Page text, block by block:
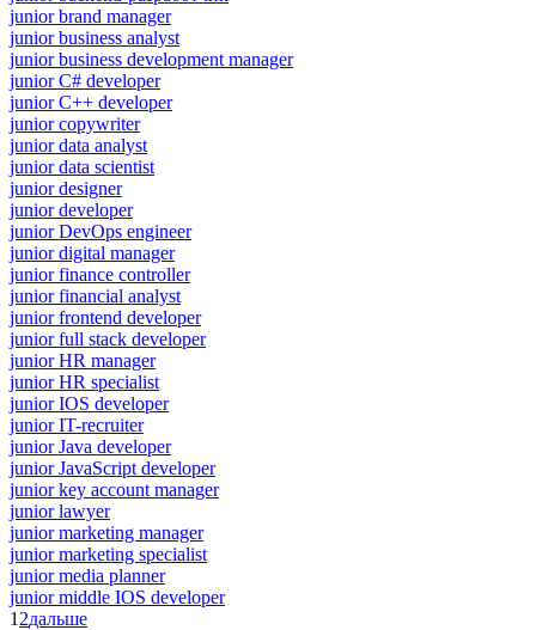
junior brand manager
junior business analyst
junior business development manager
junior C# developer
junior C++ developer
junior copywriter
junior data analyst
junior data scientist
junior designer
junior developer
junior DevOps engineer
junior digital manager
junior finance controller
junior financial analyst
junior frontend developer
junior full stack developer
junior HR manager
junior HR specialist
junior IOS developer
junior IT-recruiter
junior Java developer
junior JavaScript developer
junior key account manager
junior lawyer
junior marketing manager
junior marketing specialist
junior media planner
junior middle IOS developer
1 2дальше